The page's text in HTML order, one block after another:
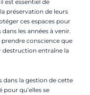
est essentiel de
préservation de leurs
ces espaces pour
les années à venir.
conscience que
destruction entraîne la
dans la gestion de cette
qu’elles se